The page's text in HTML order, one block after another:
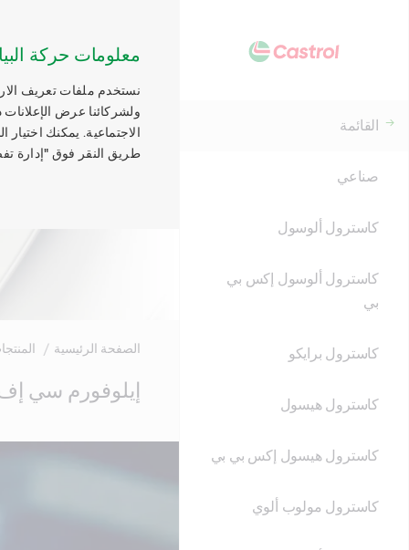
معلومات حركة
نستخدم ملفات تعريف
ولشركائنا عرض
الاجتماعية. يمكنك
طريق النقر فوق "إدارة
القائمة
صناعي
كاسترول ألوسول
كاسترول ألوسول إكس بي
بي
كاسترول برايكو
كاسترول هيسول
كاسترول هيسول إكس بي بي
كاسترول مولوب ألوي
الصفحة الرئيسية
Contentإيلوفورم سي